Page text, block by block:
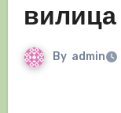
вилица
By admin